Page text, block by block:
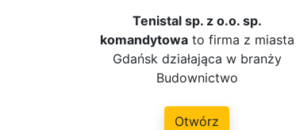
Tenistal sp. z o.o. sp.
komandytowato firma z miasta
Gdańsk działająca w branży
Budownictwo
Otwórz